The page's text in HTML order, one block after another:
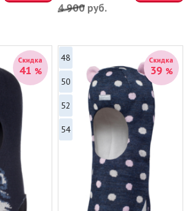
4 900 руб.
Скидка
41 %
Скидка
39 %
48
50
52
54